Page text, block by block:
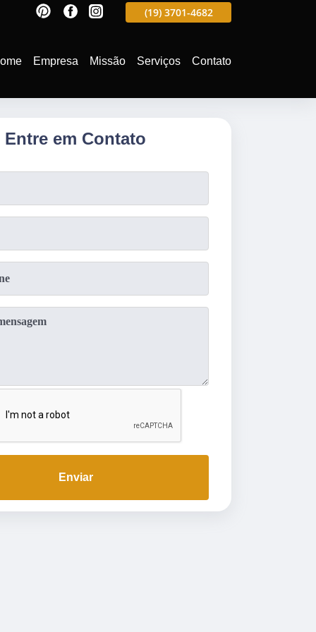
(19) 3701-4988 (19) 3701-4682
Empresa Missão Serviços Contato
Entre em Contato
Enviar